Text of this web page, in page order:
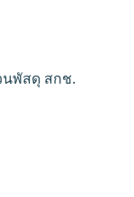
นพัสดุ สกช.